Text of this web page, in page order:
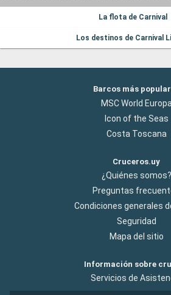
La flota de Carnival
Los destinos de Carnival
Barcos más
MSC World Europa
Icon of the Seas
Costa Toscana
Cruceros.uy
¿Quiénes somos?
Preguntas
Condiciones generales
Seguridad
Mapa del sitio
Información sobre
Servicios de